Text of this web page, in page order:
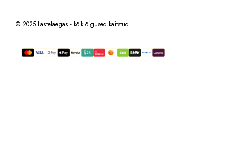
© 2025 Lastelaegas - kõik õigused kaitstud